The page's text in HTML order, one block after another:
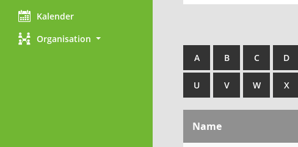
Kalender
Organisation
A B C D
U V W X
Name